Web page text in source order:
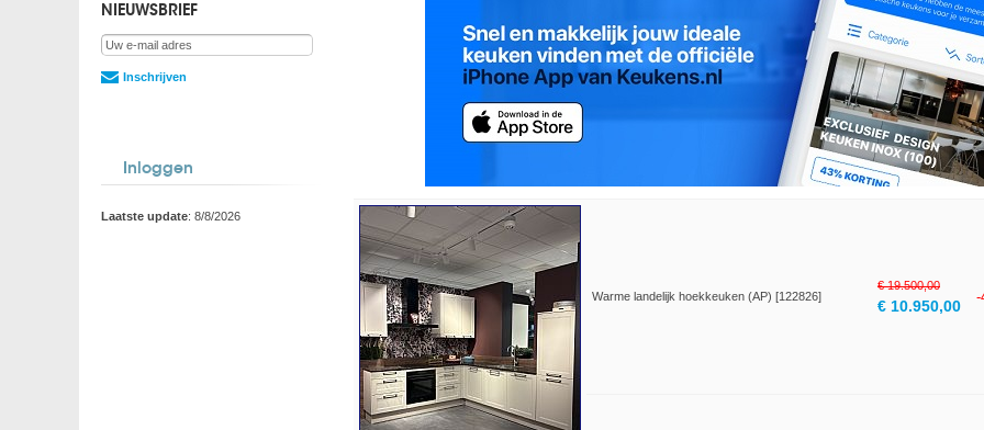
NIEUWSBRIEF
Inschrijven
Inloggen
Laatste update: 8/8/2026
Warme landelijk hoekkeuken (AP) [122826]
€ 19.500,00
€ 10.950,00
-